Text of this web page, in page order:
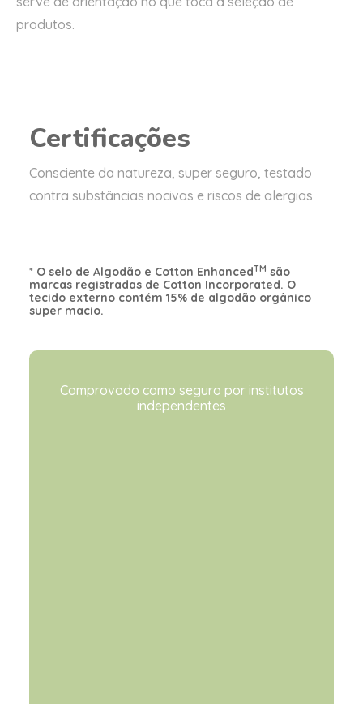
produtos.
Certificações
Consciente da natureza, super seguro, testado
contra substâncias nocivas e riscos de alergias
* O selo de Algodão e Cotton EnhancedTM são
marcas registradas de Cotton Incorporated. O
tecido externo contém 15% de algodão orgânico
super macio.
Comprovado como seguro por institutos
independentes